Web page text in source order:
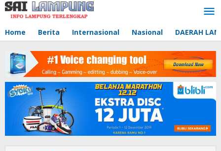
Lewati
Home Berita Internasional Nasional DAERAH